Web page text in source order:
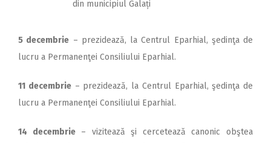
din municipiul Galați
5 decembrie – prezidează, la Centrul Eparhial, şedinţa de
lucru a Permanenţei Consiliului Eparhial.
11 decembrie– prezidează, la Centrul Eparhial, şedinţa de
lucru a Permanenţei Consiliului Eparhial.
14 decembrie– vizitează şi cercetează canonic obştea